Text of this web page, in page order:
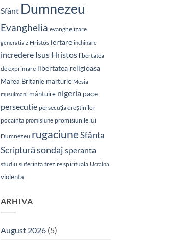
Sfânt Dumnezeu
Evanghelia evanghelizare
generatia z Hristos iertare inchinare
incredere Isus Hristos libertatea
de exprimare libertatea religioasa
Marea Britanie marturie Mesia
musulmani mântuire nigeria pace
persecutie persecuția creștinilor
pocainta promisiune promisiunile lui
Dumnezeu rugaciuneSfânta
Scripturăsondaj speranta
studiu suferinta trezire spirituala Ucraina
violenta
ARHIVA
August 2026(5)